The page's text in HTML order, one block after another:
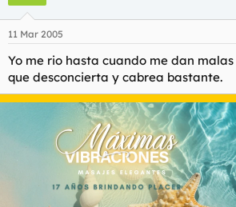
11 Mar 2005
Yo me rio hasta cuando me dan
que desconcierta y cabrea bastante.